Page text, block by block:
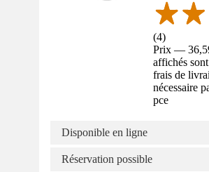
(4)
Prix —
affichés
frais de
nécessaire
pce
Disponible en ligne
Réservation possible